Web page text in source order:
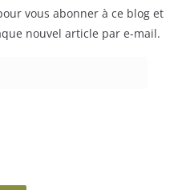
vous abonner à ce blog et
nouvel article par e-mail.